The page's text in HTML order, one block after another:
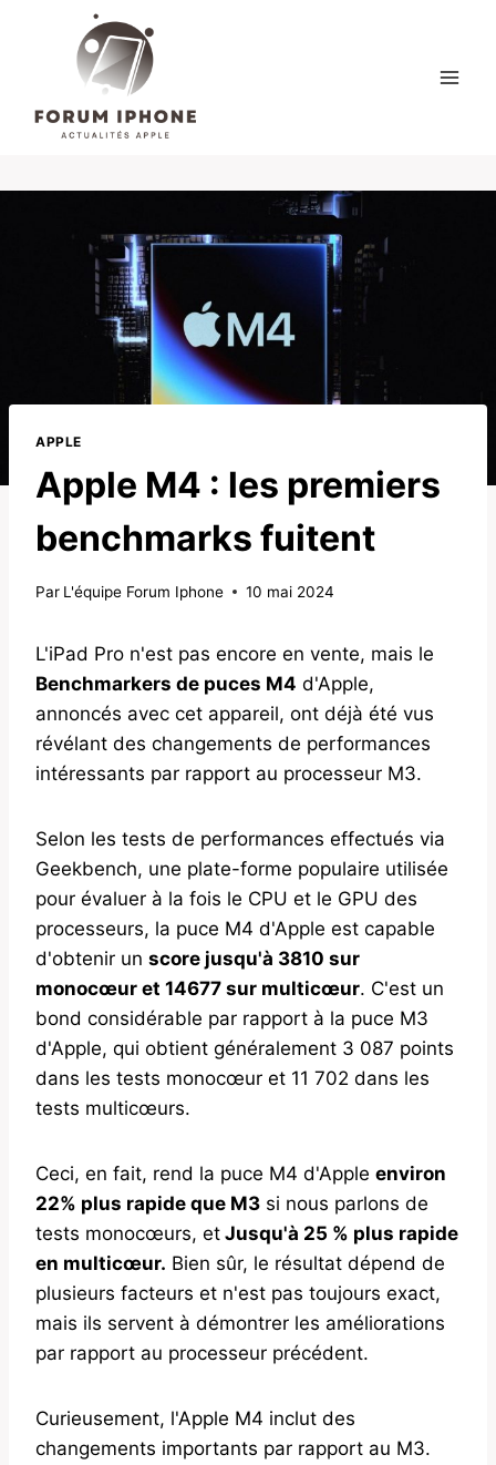
APPLE
Apple M4 : les premiers
benchmarks fuitent
Par L'équipe Forum Iphone 10 mai 2024
L'iPad Pro n'est pas encore en vente, mais le
Benchmarkers de puces M4 d'Apple,
annoncés avec cet appareil, ont déjà été vus
révélant des changements de performances
intéressants par rapport au processeur M3.
Selon les tests de performances effectués via
Geekbench, une plate-forme populaire utilisée
pour évaluer à la fois le CPU et le GPU des
processeurs, la puce M4 d'Apple est capable
d'obtenir un score jusqu'à 3810 sur
monocœur et 14677 sur multicœur. C'est un
bond considérable par rapport à la puce M3
d'Apple, qui obtient généralement 3 087 points
dans les tests monocœur et 11 702 dans les
tests multicœurs.
Ceci, en fait, rend la puce M4 d'Apple environ
22% plus rapide que M3 si nous parlons de
tests monocœurs, et Jusqu'à 25 % plus rapide
en multicœur. Bien sûr, le résultat dépend de
plusieurs facteurs et n'est pas toujours exact,
mais ils servent à démontrer les améliorations
par rapport au processeur précédent.
Curieusement, l'Apple M4 inclut des
changements importants par rapport au M3.